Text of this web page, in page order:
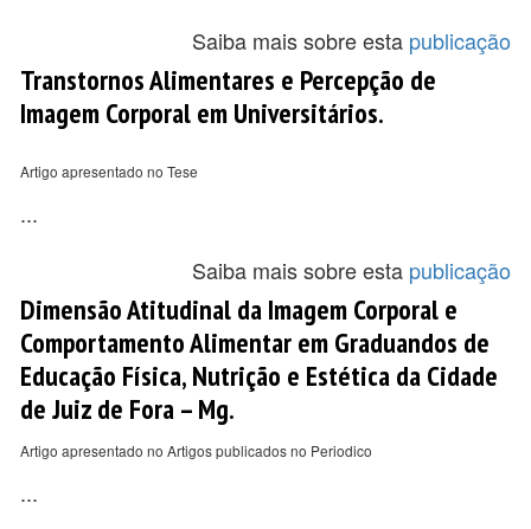
Saiba mais sobre esta publicação
Transtornos Alimentares e Percepção de
Imagem Corporal em Universitários.
Artigo apresentado no Tese
...
Saiba mais sobre esta publicação
Dimensão Atitudinal da Imagem Corporal e
Comportamento Alimentar em Graduandos de
Educação Física, Nutrição e Estética da Cidade
de Juiz de Fora – Mg.
Artigo apresentado no Artigos publicados no Periodico
...